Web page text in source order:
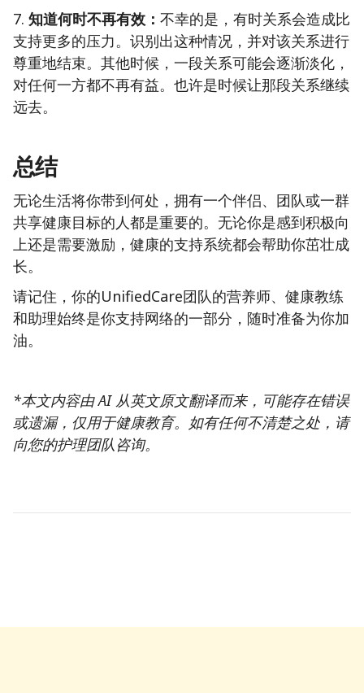
7. 知道何时不再有效： 不幸的是，有时关系会造成比
支持更多的压力。识别出这种情况，并对该关系进行
尊重地结束。其他时候，一段关系可能会逐渐淡化，
对任何一方都不再有益。也许是时候让那段关系继续
远去。
总结
无论生活将你带到何处，拥有一个伴侣、团队或一群
共享健康目标的人都是重要的。无论你是感到积极向
上还是需要激励，健康的支持系统都会帮助你茁壮成
长。
请记住，你的UnifiedCare团队的营养师、健康教练
和助理始终是你支持网络的一部分，随时准备为你加
油。
*本文内容由 AI 从英文原文翻译而来，可能存在错误
或遗漏，仅用于健康教育。如有任何不清楚之处，请
向您的护理团队咨询。